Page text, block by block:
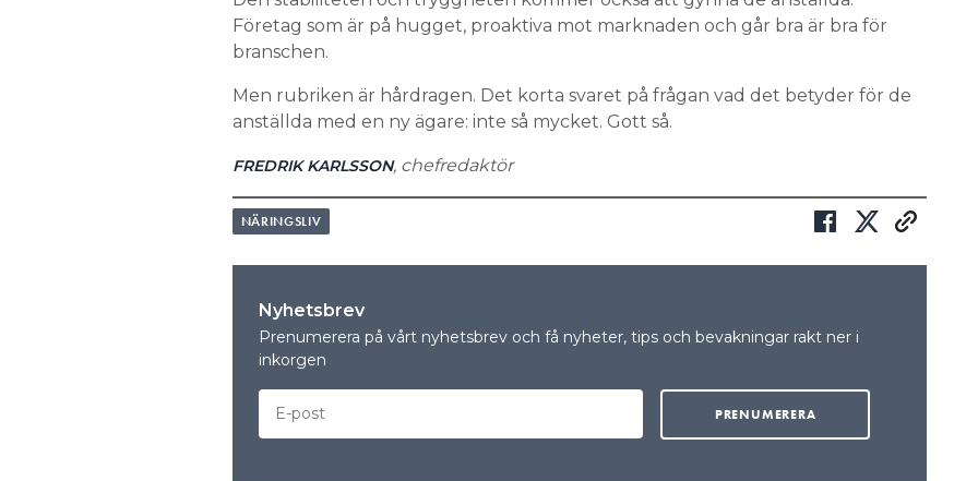
Företag som är på hugget, proaktiva mot marknaden och går bra är bra för
branschen.
Men rubriken är hårdragen. Det korta svaret på frågan vad det betyder för de
anställda med en ny ägare: inte så mycket. Gott så.
FREDRIK KARLSSON, chefredaktör
NÄRINGSLIV
Nyhetsbrev
Prenumerera på vårt nyhetsbrev och få nyheter, tips och bevakningar rakt ner i
inkorgen